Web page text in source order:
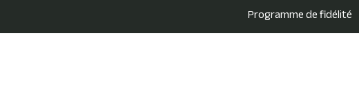
Programme de fidélité